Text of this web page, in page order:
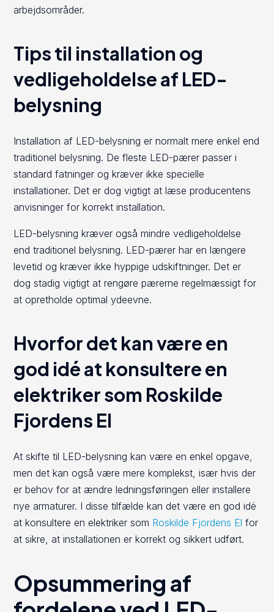
arbejdsområder.
Tips til installation og
vedligeholdelse af LED-
belysning
Installation af LED-belysning er normalt mere enkel end
traditionel belysning. De fleste LED-pærer passer i
standard fatninger og kræver ikke specielle
installationer. Det er dog vigtigt at læse producentens
anvisninger for korrekt installation.
LED-belysning kræver også mindre vedligeholdelse
end traditionel belysning. LED-pærer har en længere
levetid og kræver ikke hyppige udskiftninger. Det er
dog stadig vigtigt at rengøre pærerne regelmæssigt for
at opretholde optimal ydeevne.
Hvorfor det kan være en
god idé at konsultere en
elektriker som Roskilde
Fjordens El
At skifte til LED-belysning kan være en enkel opgave,
men det kan også være mere komplekst, især hvis der
er behov for at ændre ledningsføringen eller installere
nye armaturer. I disse tilfælde kan det være en god idé
at konsultere en elektriker som Roskilde Fjordens El for
at sikre, at installationen er korrekt og sikkert udført.
Opsummering af